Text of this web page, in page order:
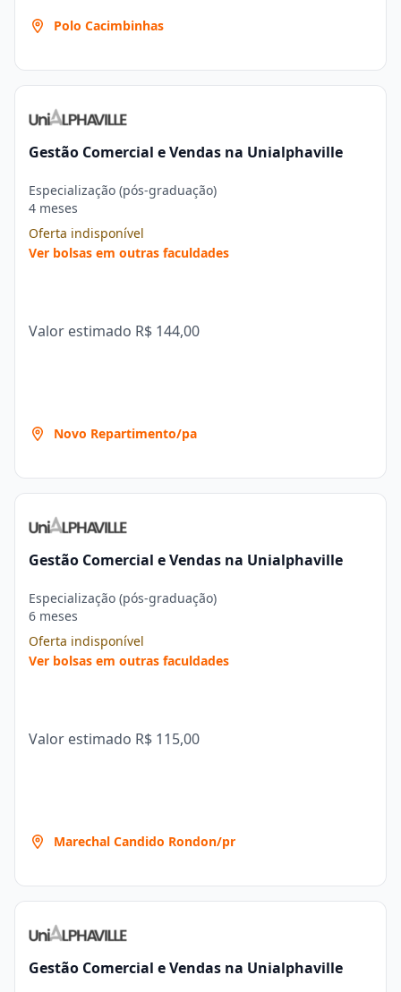
Polo Cacimbinhas
Gestão Comercial e Vendas na Unialphaville
Especialização (pós-graduação)
4 meses
Oferta indisponível
Ver bolsas em outras faculdades
Valor estimado R$ 144,00
Novo Repartimento/pa
Gestão Comercial e Vendas na Unialphaville
Especialização (pós-graduação)
6 meses
Oferta indisponível
Ver bolsas em outras faculdades
Valor estimado R$ 115,00
Marechal Candido Rondon/pr
Gestão Comercial e Vendas na Unialphaville